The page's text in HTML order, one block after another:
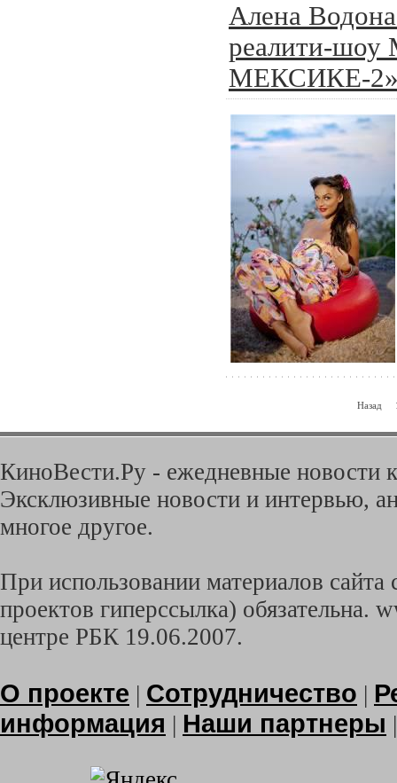
Алена
реалити-
МЕКСИКЕ-
Назад
КиноВести.Ру - ежедневные новости
Эксклюзивные новости и интервью,
многое другое.
При использовании материалов
проектов гиперссылка) обязательна.
центре РБК 19.06.2007.
О проекте | Сотрудничество |
информация | Наши партнеры